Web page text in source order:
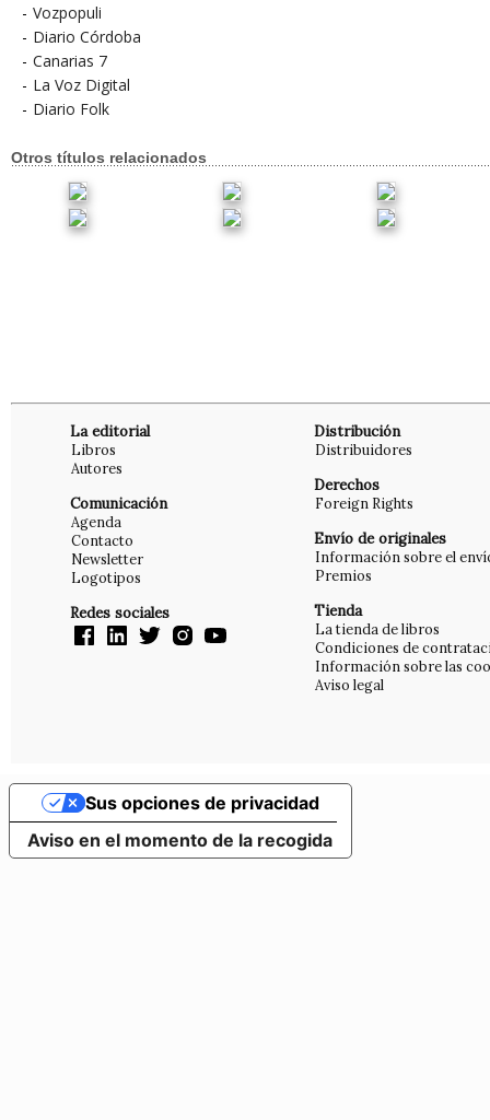
- Vozpopuli
- Diario Córdoba
- Canarias 7
- La Voz Digital
- Diario Folk
Otros títulos relacionados
La editorial
Libros
Autores
Comunicación
Agenda
Contacto
Newsletter
Logotipos
Redes sociales
Distribución
Distribuidores
Derechos
Foreign Rights
Envío de originales
Información sobre el
Premios
Tienda
La tienda de libros
Condiciones de
Información sobre las
Aviso legal
Aviso en el momento de la recogida
Sus opciones de privacidad